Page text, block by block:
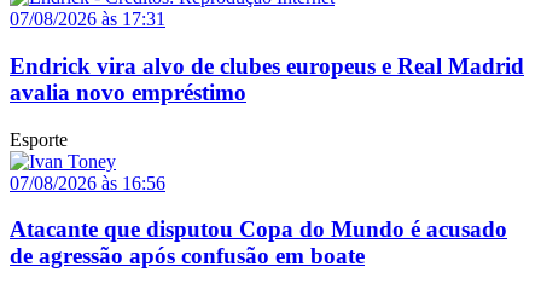
07/08/2026 às 17:31
Endrick vira alvo de clubes europeus e Real Madrid
avalia novo empréstimo
Esporte
07/08/2026 às 16:56
Atacante que disputou Copa do Mundo é acusado
de agressão após confusão em boate